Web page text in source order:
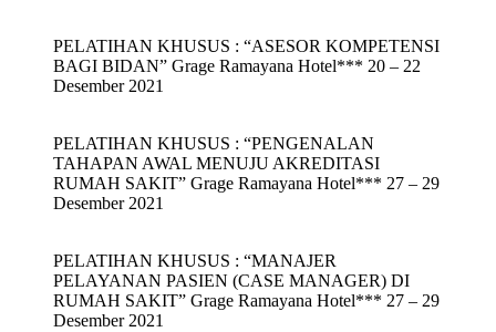
PELATIHAN KHUSUS : “ASESOR KOMPETENSI
BAGI BIDAN” Grage Ramayana Hotel*** 20 – 22
Desember 2021
PELATIHAN KHUSUS : “PENGENALAN
TAHAPAN AWAL MENUJU AKREDITASI
RUMAH SAKIT” Grage Ramayana Hotel*** 27 – 29
Desember 2021
PELATIHAN KHUSUS : “MANAJER
PELAYANAN PASIEN (CASE MANAGER) DI
RUMAH SAKIT” Grage Ramayana Hotel*** 27 – 29
Desember 2021